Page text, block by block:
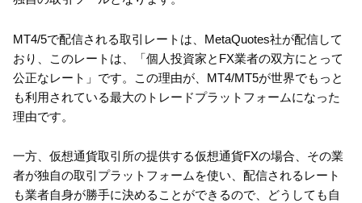
MT4/5で配信される取引レートは、MetaQuotes社が配信して
おり、このレートは、「個人投資家とFX業者の双方にとって
公正なレート」です。この理由が、MT4/MT5が世界でもっと
も利用されている最大のトレードプラットフォームになった
理由です。
一方、仮想通貨取引所の提供する仮想通貨FXの場合、その業
者が独自の取引プラットフォームを使い、配信されるレート
も業者自身が勝手に決めることができるので、どうしても自